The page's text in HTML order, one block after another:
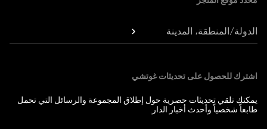
الدولة/المنطقة، المدينة
اشترك للحصول على تحديثات غوتشي
يمكنك تلقي تحديثات حصرية حول إطلاق المجموعة والرسائل التي تحمل
طابعاً شخصياً وأحدث أخبار الدار.